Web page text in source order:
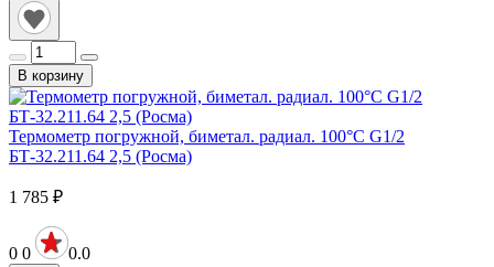
В корзину
Термометр погружной, биметал. радиал. 100°С G1/2
БТ-32.211.64 2,5 (Росма)
1 785 ₽
0 0 0.0